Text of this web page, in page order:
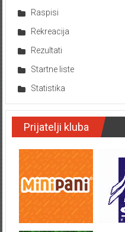
Raspisi
Rekreacija
Rezultati
Startne liste
Statistika
Prijatelji kluba